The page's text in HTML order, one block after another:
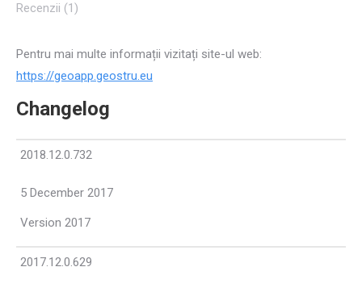
Recenzii (1)
Pentru mai multe informații vizitați site-ul web:
https://geoapp.geostru.eu
Changelog
2018.12.0.732
5 December 2017
Version 2017
2017.12.0.629